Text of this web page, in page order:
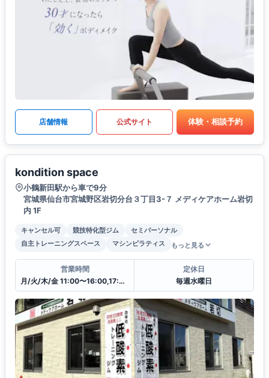
店舗情報 公式サイト 体験・相談予約
kondition space
小鶴新田駅から車で9分
宮城県仙台市宮城野区岩切分台３丁目3-７ メディケアホーム岩切
内 1F
キャンセル可 競技特化型ジム
セミパーソナル
自主トレーニングスペース
マシンピラティス もっと見る
営業時間
月/火/木/金 11:00〜16:00,17:45〜21:00
定休日
毎週水曜日